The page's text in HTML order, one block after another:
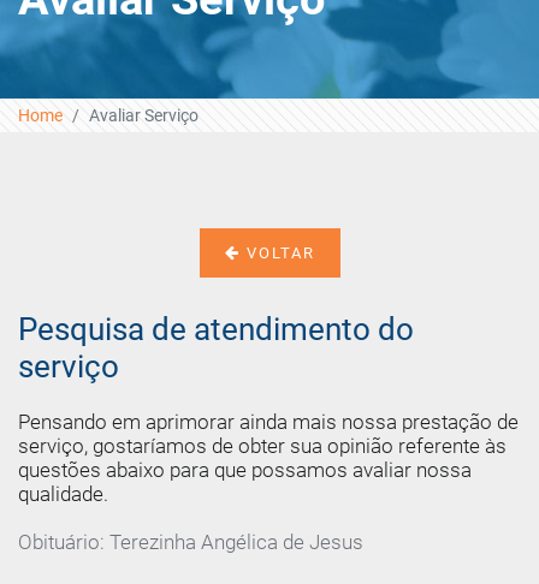
Home Avaliar Serviço
VOLTAR
Pesquisa de atendimento do
serviço
Pensando em aprimorar ainda mais nossa prestação de
serviço, gostaríamos de obter sua opinião referente às
questões abaixo para que possamos avaliar nossa
qualidade.
Obituário: Terezinha Angélica de Jesus